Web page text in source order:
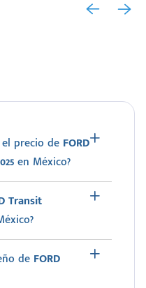
precio de FORD
en México?
Transit
de FORD